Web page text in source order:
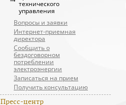
технического
управления
Вопросы и заявки
Интернет-приемная
директора
Сообщить о
бездоговорном
потреблении
электроэнергии
Записаться на прием
Получить консультацию
Пресс-центр